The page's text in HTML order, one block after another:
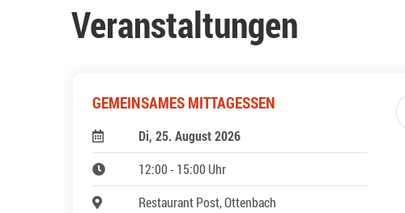
Veranstaltungen
GEMEINSAMES MITTAGESSEN
Di, 25. August 2026
12:00 - 15:00 Uhr
Restaurant Post, Ottenbach